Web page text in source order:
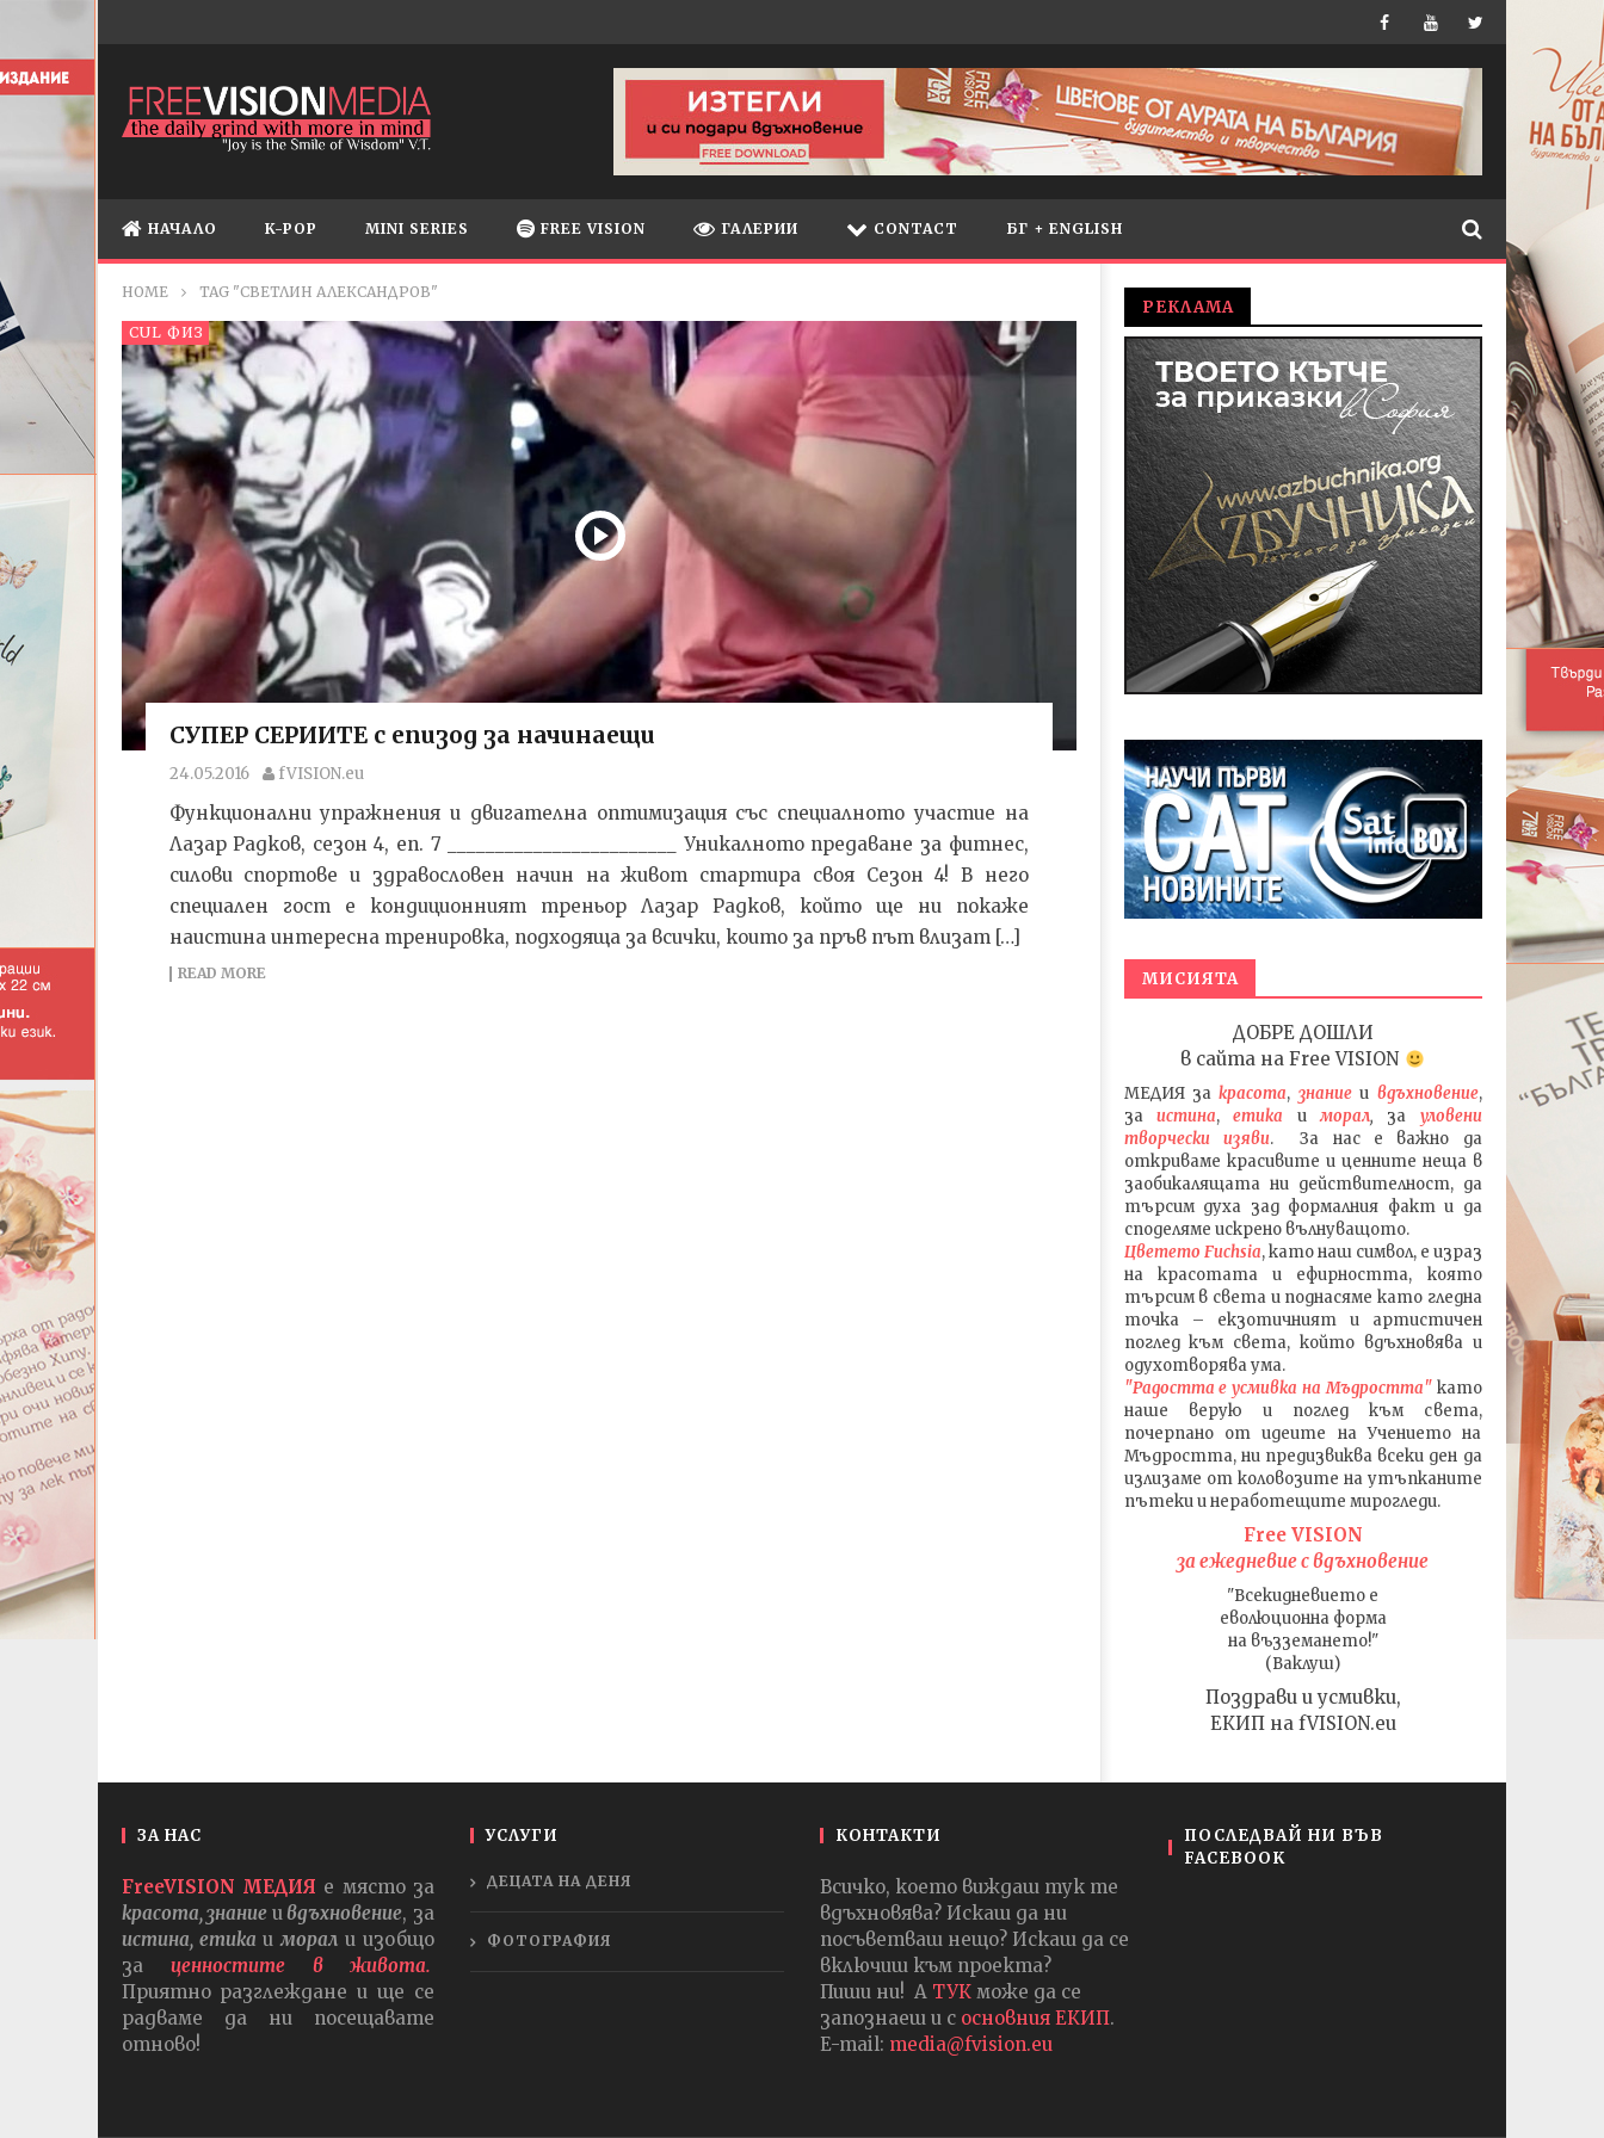
НАЧАЛО K-POP MINI SERIES FREE VISION ГАЛЕРИИ CONTACT БГ + ENGLISH
HOME TAG "СВЕТЛИН АЛЕКСАНДРОВ"
CUL ФИЗ
СУПЕР СЕРИИТЕ с епизод за начинаещи
24.05.2016 fVISION.eu
Функционални упражнения и двигателна оптимизация със специалното участие на
Лазар Радков, сезон 4, еп. 7 ________________________ Уникалното предаване за фитнес,
силови спортове и здравословен начин на живот стартира своя Сезон 4! В него
специален гост е кондиционният треньор Лазар Радков, който ще ни покаже
наистина интересна тренировка, подходяща за всички, които за пръв път влизат […]
READ MORE
РЕКЛАМА
МИСИЯТА
ДОБРЕ ДОШЛИ
в сайта наFree VISION
МЕДИЯзакрасота, знаниеи вдъхновение,
за истина,етика иморал, за уловени
творчески изяви. За нас е важно да
откриваме красивите и ценните неща в
заобикалящата ни действителност, да
търсим духа зад формалния факт и да
споделяме искрено вълнуващото.
Цветето Fuchsia, като наш символ, е израз
на красотата и ефирността, която
търсим в света и поднасяме като гледна
точка – екзотичният и артистичен
поглед към света, който вдъхновява и
одухотворява ума.
"Радостта е усмивка на Мъдростта"като
наше верую и поглед към света,
почерпано от идеите на Учението на
Мъдростта,ни предизвиква всеки ден да
излизаме от коловозите на утъпканите
пътеки и неработещите мирогледи.
Free VISION
за ежедневие с вдъхновение
"Всекидневието е
еволюционна форма
на възземането!"
(Ваклуш)
Поздрави и усмивки,
ЕКИП на fVISION.eu
ЗА НАС
FreeVISION МЕДИЯ е място за
красота, знание и вдъхновение, за
истина, етикаи морал и изобщо
за ценностите в живота.
Приятно разглеждане и ще се
радваме да ни посещавате
отново!
УСЛУГИ
ДЕЦАТА НА ДЕНЯ
ФОТОГРАФИЯ
КОНТАКТИ
Всичко, което виждаш тук те
вдъхновява? Искаш да ни
посъветваш нещо? Искаш да се
включиш към проекта?
Пиши ни! А ТУКможе да се
запознаеш и с основния ЕКИП.
E-mail: media@fvision.eu
ПОСЛЕДВАЙ НИ ВЪВ
FACEBOOK